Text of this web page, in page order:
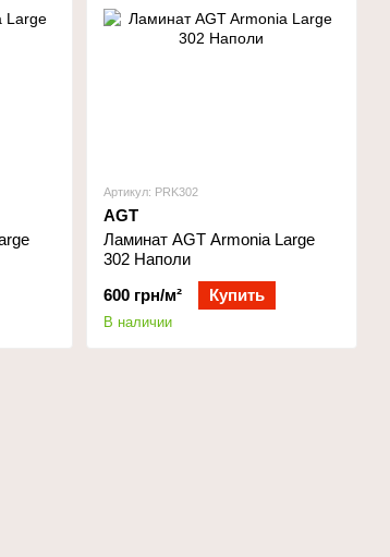
Артикул: PRK302
AGT
Ламинат AGT Armonia Large
302 Наполи
600 грн/м²
Купить
В наличии